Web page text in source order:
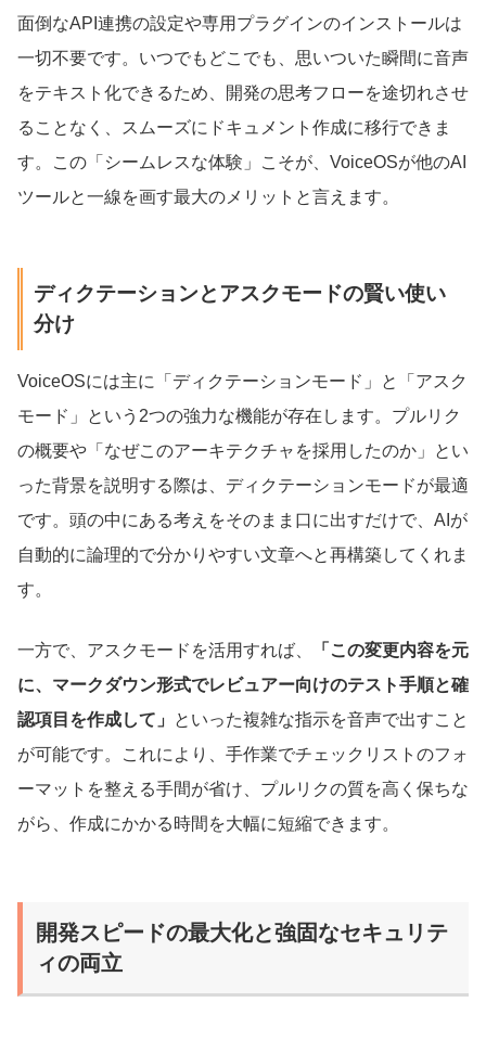
面倒なAPI連携の設定や専用プラグインのインストールは
一切不要です。いつでもどこでも、思いついた瞬間に音声
をテキスト化できるため、開発の思考フローを途切れさせ
ることなく、スムーズにドキュメント作成に移行できま
す。この「シームレスな体験」こそが、VoiceOSが他のAI
ツールと一線を画す最大のメリットと言えます。
ディクテーションとアスクモードの賢い使い
分け
VoiceOSには主に「ディクテーションモード」と「アスク
モード」という2つの強力な機能が存在します。プルリク
の概要や「なぜこのアーキテクチャを採用したのか」とい
った背景を説明する際は、ディクテーションモードが最適
です。頭の中にある考えをそのまま口に出すだけで、AIが
自動的に論理的で分かりやすい文章へと再構築してくれま
す。
一方で、アスクモードを活用すれば、
「この変更内容を元
に、マークダウン形式でレビュアー向けのテスト手順と確
認項目を作成して」
といった複雑な指示を音声で出すこと
が可能です。これにより、手作業でチェックリストのフォ
ーマットを整える手間が省け、プルリクの質を高く保ちな
がら、作成にかかる時間を大幅に短縮できます。
開発スピードの最大化と強固なセキュリテ
ィの両立